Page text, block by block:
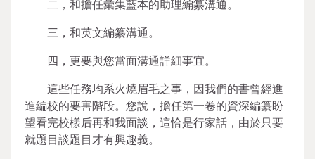
二，和擔任彙集藍本的助理編纂溝通。
三，和英文編纂溝通。
四，更要與您當面溝通詳細事宜。
這些任務均系火燒眉毛之事，因我們的書曾經進
進編校的要害階段。您說，擔任第一卷的資深編纂盼
望看完校樣后再和我面談，這恰是行家話，由於只要
就題目談題目才有興趣義。